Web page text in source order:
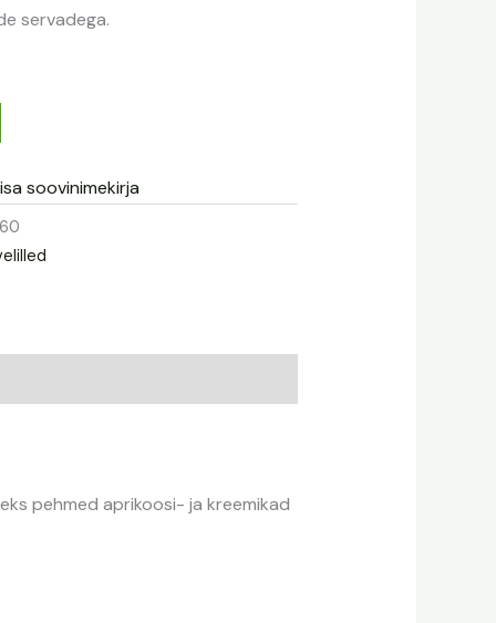
servadega.
soovinimekirja
pehmed aprikoosi- ja kreemikad